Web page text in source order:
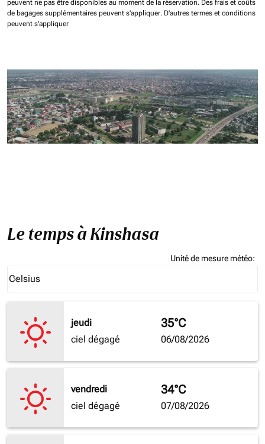
peuvent ne pas être disponibles au moment de la réservation. Des frais et coûts
de bagages supplémentaires peuvent s'appliquer. D'autres termes et conditions
peuvent s'appliquer
Le temps à Kinshasa
Unité de mesure météo:
Celsius
keyboard_arrow_down
jeudi
ciel dégagé
35°C
06/08/2026
vendredi
ciel dégagé
34°C
07/08/2026